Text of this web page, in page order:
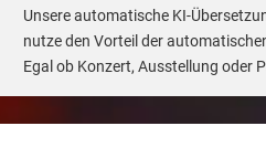
Unsere automatische KI-
nutze den Vorteil der
Egal ob Konzert, Ausstellung oder